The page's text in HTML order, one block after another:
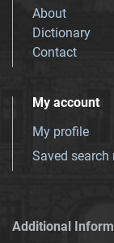
About
Dictionary
Contact
My account
My profile
Saved search
Additional